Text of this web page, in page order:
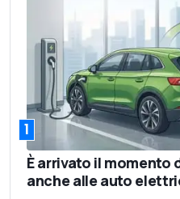
1
È arrivato il momento
anche alle auto